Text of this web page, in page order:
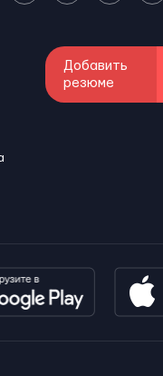
Добавить
резюме